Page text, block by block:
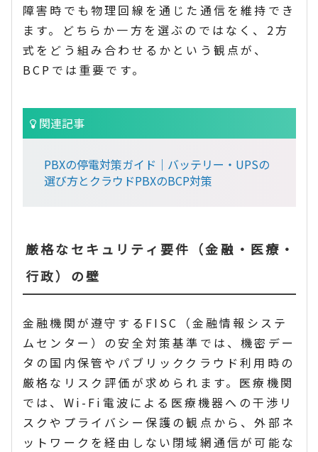
障害時でも物理回線を通じた通信を維持でき
ます。どちらか一方を選ぶのではなく、2方
式をどう組み合わせるかという観点が、
BCPでは重要です。
関連記事
PBXの停電対策ガイド｜バッテリー・UPSの
選び方とクラウドPBXのBCP対策
厳格なセキュリティ要件（金融・医療・
行政）の壁
金融機関が遵守するFISC（金融情報システ
ムセンター）の安全対策基準では、機密デー
タの国内保管やパブリッククラウド利用時の
厳格なリスク評価が求められます。医療機関
では、Wi-Fi電波による医療機器への干渉リ
スクやプライバシー保護の観点から、外部ネ
ットワークを経由しない閉域網通信が可能な